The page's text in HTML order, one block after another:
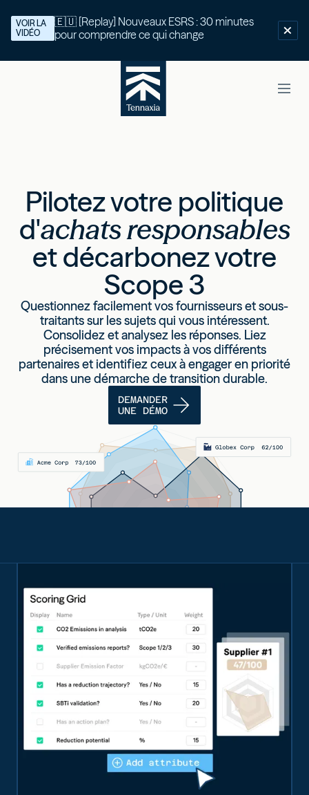
🇪🇺 [Replay] Nouveaux ESRS : 30 minutes
pour comprendre ce qui change
VOIR LA
VIDÉO
Pilotez votre politique
d'achats responsables
et décarbonez votre
Scope 3
Questionnez facilement vos fournisseurs et sous-
traitants sur les sujets qui vous intéressent.
Consolidez et analysez les réponses. Liez
précisement vos impacts à vos différents
partenaires et identifiez ceux à engageren priorité
dans une démarche de transition durable.
DEMANDER
UNE DÉMO